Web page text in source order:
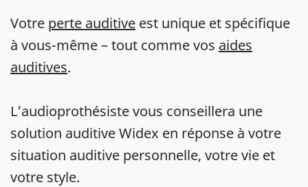
Votre perte auditive est unique et spécifique
à vous-même – tout comme vos aides
auditives.
L’audioprothésiste vous conseillera une
solution auditive Widex en réponse à votre
situation auditive personnelle, votre vie et
votre style.